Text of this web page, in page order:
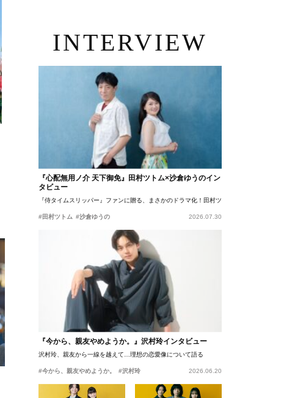
INTERVIEW
『心配無用ノ介 天下御免』田村ツトム×沙倉ゆうのイン
タビュー
『侍タイムスリッパー』ファンに贈る、まさかのドラマ化！田村ツトム×沙倉ゆうのが語
#田村ツトム #沙倉ゆうの 2026.07.30
『今から、親友やめようか。』沢村玲インタビュー
沢村玲、親友から一線を越えて…理想の恋愛像について語る
#今から、親友やめようか。 #沢村玲 2026.06.20